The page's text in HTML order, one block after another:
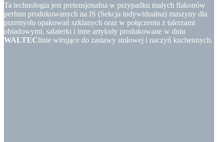
Ta technologia jest pretensjonalna w przypadku małych flakonów
perfum produkowanych na IS (Sekcja indywidualna) maszyny dla
przemysłu opakowań szklanych oraz w połączeniu z talerzami
obiadowymi, salaterki i inne artykuły produkowane w dniu
WALTEClinie wirujące do zastawy stołowej i naczyń kuchennych.